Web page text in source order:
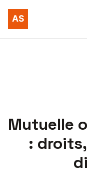
Mutuelle
: